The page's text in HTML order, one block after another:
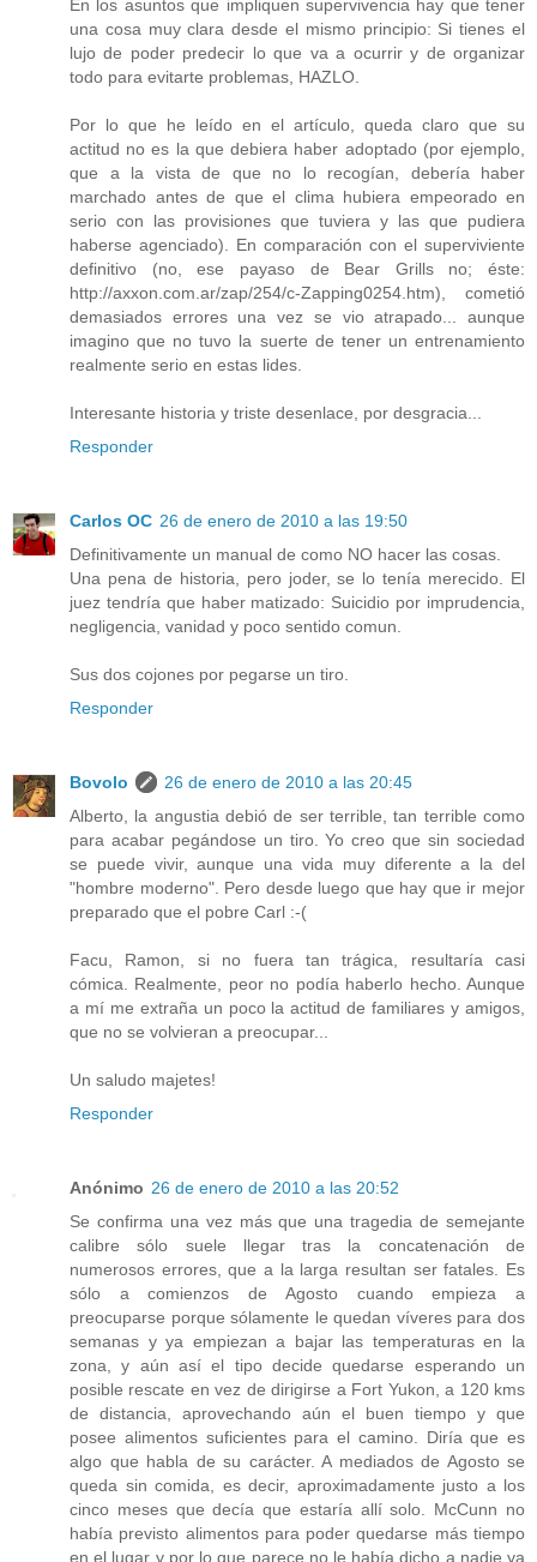
En los asuntos que impliquen supervivencia hay que tener
una cosa muy clara desde el mismo principio: Si tienes el
lujo de poder predecir lo que va a ocurrir y de organizar
todo para evitarte problemas, HAZLO.
Por lo que he leído en el artículo, queda claro que su
actitud no es la que debiera haber adoptado (por ejemplo,
que a la vista de que no lo recogían, debería haber
marchado antes de que el clima hubiera empeorado en
serio con las provisiones que tuviera y las que pudiera
haberse agenciado). En comparación con el superviviente
definitivo (no, ese payaso de Bear Grills no; éste:
http://axxon.com.ar/zap/254/c-Zapping0254.htm), cometió
demasiados errores una vez se vio atrapado... aunque
imagino que no tuvo la suerte de tener un entrenamiento
realmente serio en estas lides.
Interesante historia y triste desenlace, por desgracia...
Responder
Carlos OC 26 de enero de 2010 a las 19:50
Definitivamente un manual de como NO hacer las cosas.
Una pena de historia, pero joder, se lo tenía merecido. El
juez tendría que haber matizado: Suicidio por imprudencia,
negligencia, vanidad y poco sentido comun.
Sus dos cojones por pegarse un tiro.
Responder
Bovolo
26 de enero de 2010 a las 20:45
Alberto, la angustia debió de ser terrible, tan terrible como
para acabar pegándose un tiro. Yo creo que sin sociedad
se puede vivir, aunque una vida muy diferente a la del
"hombre moderno". Pero desde luego que hay que ir mejor
preparado que el pobre Carl :-(
Facu, Ramon, si no fuera tan trágica, resultaría casi
cómica. Realmente, peor no podía haberlo hecho. Aunque
a mí me extraña un poco la actitud de familiares y amigos,
que no se volvieran a preocupar...
Un saludo majetes!
Responder
Anónimo 26 de enero de 2010 a las 20:52
Se confirma una vez más que una tragedia de semejante
calibre sólo suele llegar tras la concatenación de
numerosos errores, que a la larga resultan ser fatales. Es
sólo a comienzos de Agosto cuando empieza a
preocuparse porque sólamente le quedan víveres para dos
semanas y ya empiezan a bajar las temperaturas en la
zona, y aún así el tipo decide quedarse esperando un
posible rescate en vez de dirigirse a Fort Yukon, a 120 kms
de distancia, aprovechando aún el buen tiempo y que
posee alimentos suficientes para el camino. Diría que es
algo que habla de su carácter. A mediados de Agosto se
queda sin comida, es decir, aproximadamente justo a los
cinco meses que decía que estaría allí solo. McCunn no
había previsto alimentos para poder quedarse más tiempo
en el lugar y por lo que parece no le había dicho a nadie ya